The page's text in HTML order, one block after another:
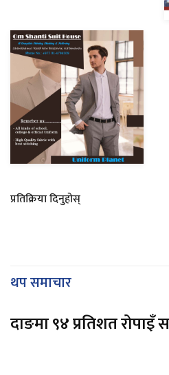
प्रतिक्रिया दिनुहोस्
थप समाचार
दाङमा ९४ प्रतिशत रोपाइँ